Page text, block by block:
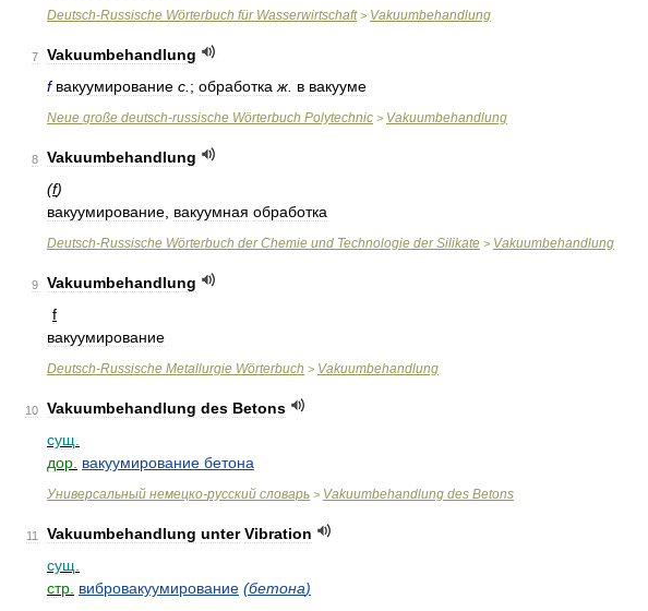
Deutsch-Russische Wörterbuch für Wasserwirtschaft> Vakuumbehandlung
7
Vakuumbehandlung
f вакуумирование с ; обработка ж в вакууме
Neue große deutsch-russische Wörterbuch Polytechnic > Vakuumbehandlung
8
Vakuumbehandlung
(f)
вакуумирование вакуумная обработка
Deutsch-Russische Wörterbuch der Chemie und Technologie der Silikate > Vakuumbehandlung
9
Vakuumbehandlung
f
вакуумирование
Deutsch-Russische Metallurgie Wörterbuch > Vakuumbehandlung
10 Vakuumbehandlung des Betons
сущ
дор вакуумирование бетона
Универсальный немецко-русский словарь > Vakuumbehandlung des Betons
11 Vakuumbehandlung unter Vibration
сущ
стр вибровакуумирование (бетона)